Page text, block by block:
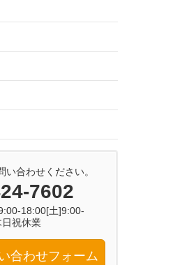
い合わせください。
7602
18:00[土]9:00-
祝休業
合わせフォーム